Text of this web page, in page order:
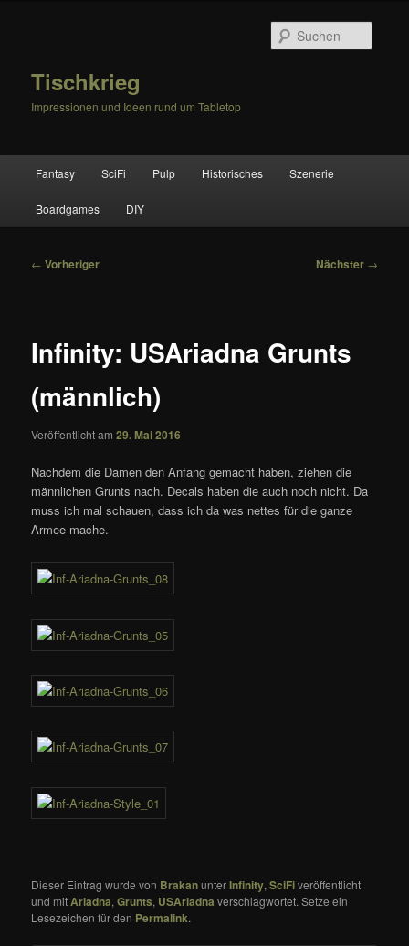
Tischkrieg
Impressionen und Ideen rund um Tabletop
Fantasy SciFi Pulp Historisches Szenerie
Boardgames DIY
Beitragsnavigation
← Vorheriger Nächster →
Infinity: USAriadna Grunts
(männlich)
Veröffentlicht am29. Mai 2016
Nachdem die Damen den Anfang gemacht haben, ziehen die
männlichen Grunts nach. Decals haben die auch noch nicht. Da
muss ich mal schauen, dass ich da was nettes für die ganze
Armee mache.
Dieser Eintrag wurde von BrakanunterInfinity,SciFiveröffentlicht
und mitAriadna,Grunts, USAriadna verschlagwortet. Setze ein
Lesezeichen für den Permalink.